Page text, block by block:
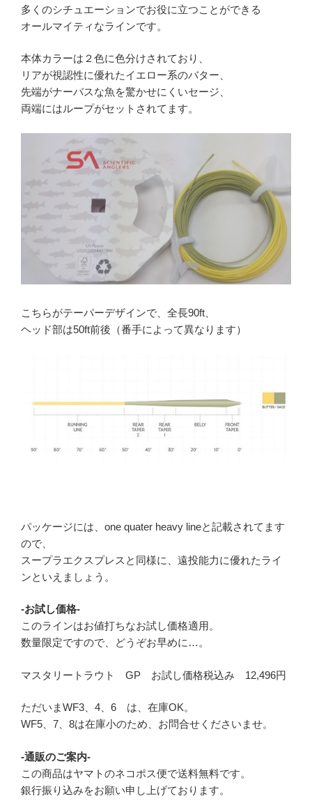
多くのシチュエーションでお役に立つことができる
オールマイティなラインです。
本体カラーは２色に色分けされており、
リアが視認性に優れたイエロー系のバター、
先端がナーバスな魚を驚かせにくいセージ、
両端にはループがセットされてます。
こちらがテーパーデザインで、全長90ft、
ヘッド部は50ft前後（番手によって異なります）
パッケージには、one quater heavy lineと記載されてます
ので、
スープラエクスプレスと同様に、遠投能力に優れたライ
ンといえましょう。
-お試し価格-
このラインはお値打ちなお試し価格適用。
数量限定ですので、どうぞお早めに…。
マスタリートラウト GP お試し価格税込み 12,496円
ただいまWF3、4、6 は、在庫OK。
WF5、7、8は在庫小のため、お問合せくださいませ。
-通販のご案内-
この商品はヤマトのネコポス便で送料無料です。
銀行振り込みをお願い申し上げております。